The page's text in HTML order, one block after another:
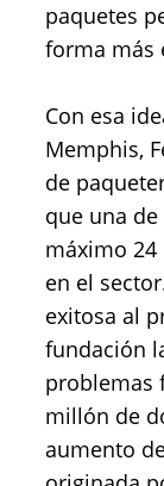
paquetes
forma más
Con esa
Memphis,
de
que una
máximo 24
en el
exitosa al
fundación
problemas
millón de
aumento